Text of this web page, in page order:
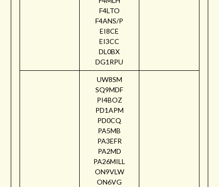
F4LTO
F4ANS/P
EI8CE
EI3CC
DL0BX
DG1RPU
UW8SM
SQ9MDF
PI4BOZ
PD1APM
PD0CQ
PA5MB
PA3EFR
PA2MD
PA26MILL
ON9VLW
ON6VG